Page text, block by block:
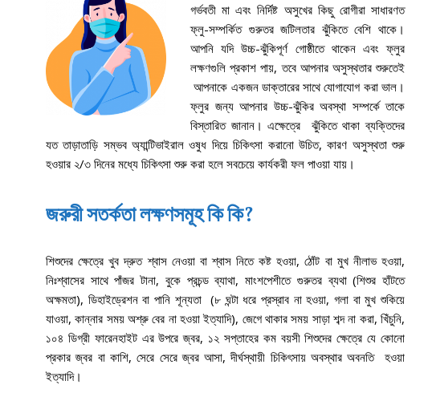
গর্ভবতী মা এবং নির্দিষ্ট অসুখের কিছু রোগীরা সাধারণত
ফ্লু-সম্পর্কিত গুরুতর জটিলতার ঝুঁকিতে বেশি থাকে।
আপনি যদি উচ্চ-ঝুঁকিপূর্ণ গোষ্ঠীতে থাকেন এবং ফ্লুর
লক্ষণগুলি প্রকাশ পায়, তবে আপনার অসুস্থতার শুরুতেই
আপনাকে একজন ডাক্তারের সাথে যোগাযোগ করা ভাল।
ফ্লুর জন্য আপনার উচ্চ-ঝুঁকির অবস্থা সম্পর্কে তাকে
বিস্তারিত জানান। এক্ষেত্রে ঝুঁকিতে থাকা ব্যক্তিদের
যত তাড়াতাড়ি সম্ভব অ্যান্টিভাইরাল ওষুধ দিয়ে চিকিৎসা করানো উচিত, কারণ অসুস্থতা শুরু
হওয়ার ২/৩ দিনের মধ্যে চিকিৎসা শুরু করা হলে সবচেয়ে কার্যকরী ফল পাওয়া যায়।
জরুরী সতর্কতা লক্ষণসমূহ কি কি?
শিশুদের ক্ষেত্রে খুব দ্রুত শ্বাস নেওয়া বা শ্বাস নিতে কষ্ট হওয়া, ঠোঁট বা মুখ নীলাভ হওয়া,
নিঃশ্বাসের সাথে পাঁজর টানা, বুকে প্রচন্ড ব্যাথা, মাংশপেশীতে গুরুতর ব্যথা (শিশুর হাঁটতে
অক্ষমতা), ডিহাইড্রেশন বা পানি শূন্যতা (৮ ঘন্টা ধরে প্রস্রাব না হওয়া, গলা বা মুখ শুকিয়ে
যাওয়া, কান্নার সময় অশ্রু বের না হওয়া ইত্যাদি), জেগে থাকার সময় সাড়া শব্দ না করা, খিঁচুনি,
১০৪ ডিগ্রী ফারেনহাইট এর উপরে জ্বর, ১২ সপ্তাহের কম বয়সী শিশুদের ক্ষেত্রে যে কোনো
প্রকার জ্বর বা কাশি, সেরে সেরে জ্বর আসা, দীর্ঘস্থায়ী চিকিৎসায় অবস্থার অবনতি হওয়া
ইত্যাদি।